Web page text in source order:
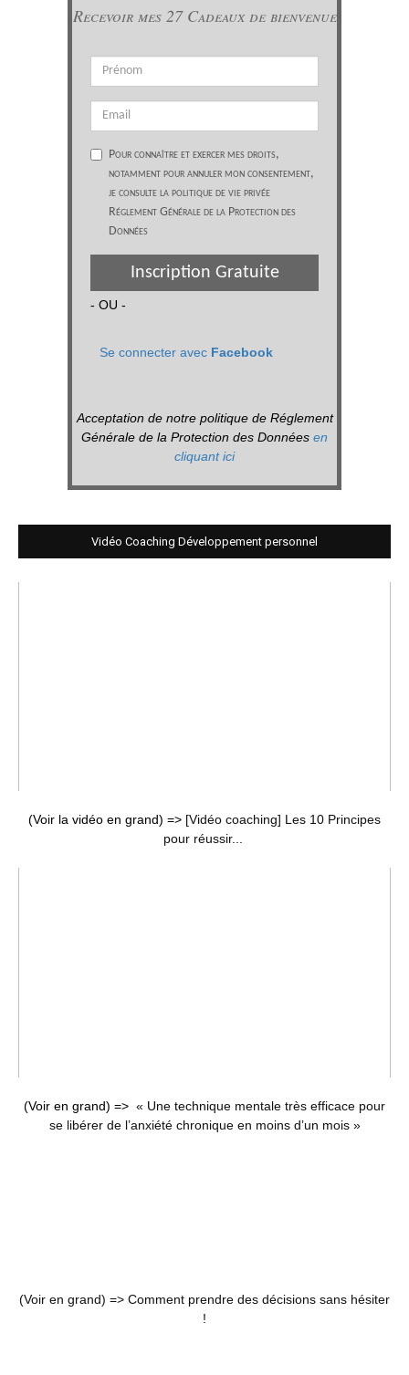
Recevoir mes 27 Cadeaux de bienvenue
Pour connaître et exercer mes droits,
notamment pour annuler mon consentement,
je consulte la politique de vie privée
Réglement Générale de la Protection des
Données
Inscription Gratuite
- OU -
Se connecter avec Facebook
Acceptation de notre politique de Réglement
Générale de la Protection des Données en
cliquant ici
Vidéo Coaching Développement personnel
(Voir la vidéo en grand) => [Vidéo coaching] Les 10 Principes
pour réussir...
(Voir en grand) => « Une technique mentale très efficace pour
se libérer de l’anxiété chronique en moins d’un mois »
(Voir en grand) => Comment prendre des décisions sans hésiter
!